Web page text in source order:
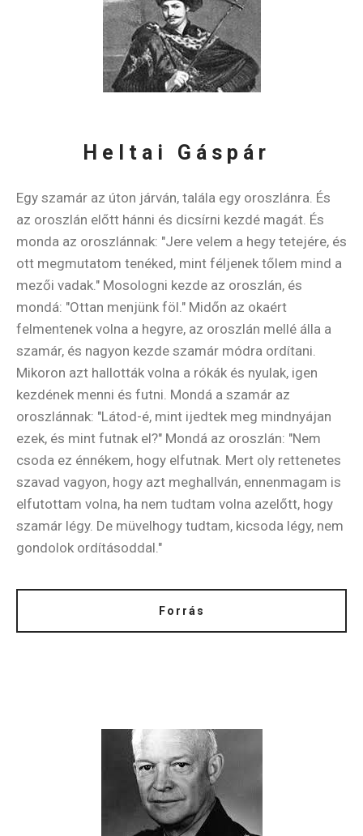
Heltai Gáspár
Egy szamár az úton járván, talála egy oroszlánra. És
az oroszlán előtt hánni és dicsírni kezdé magát. És
monda az oroszlánnak: "Jere velem a hegy tetejére, és
ott megmutatom tenéked, mint féljenek tőlem mind a
mezői vadak." Mosologni kezde az oroszlán, és
mondá: "Ottan menjünk föl." Midőn az okaért
felmentenek volna a hegyre, az oroszlán mellé álla a
szamár, és nagyon kezde szamár módra ordítani.
Mikoron azt hallották volna a rókák és nyulak, igen
kezdének menni és futni. Mondá a szamár az
oroszlánnak: "Látod-é, mint ijedtek meg mindnyájan
ezek, és mint futnak el?" Mondá az oroszlán: "Nem
csoda ez énnékem, hogy elfutnak. Mert oly rettenetes
szavad vagyon, hogy azt meghallván, ennenmagam is
elfutottam volna, ha nem tudtam volna azelőtt, hogy
szamár légy. De müvelhogy tudtam, kicsoda légy, nem
gondolok ordításoddal."
Forrás